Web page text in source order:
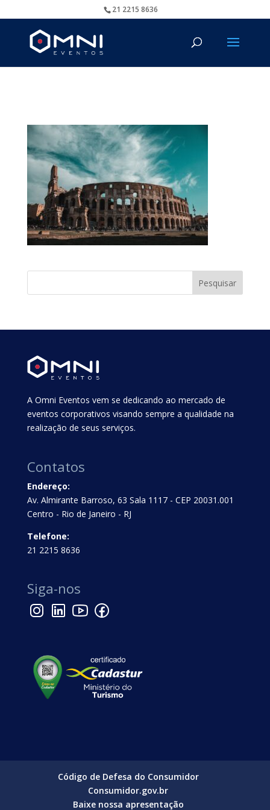
21 2215 8636
A Omni Eventos vem se dedicando ao mercado de
eventos corporativos visando sempre a qualidade na
realização de seus serviços.
Contatos
Endereço:
Av. Almirante Barroso, 63 Sala 1117 - CEP 20031.001
Centro - Rio de Janeiro - RJ
Telefone:
21 2215 8636
Siga-nos
Código de Defesa do Consumidor
Consumidor.gov.br
Baixe nossa apresentação